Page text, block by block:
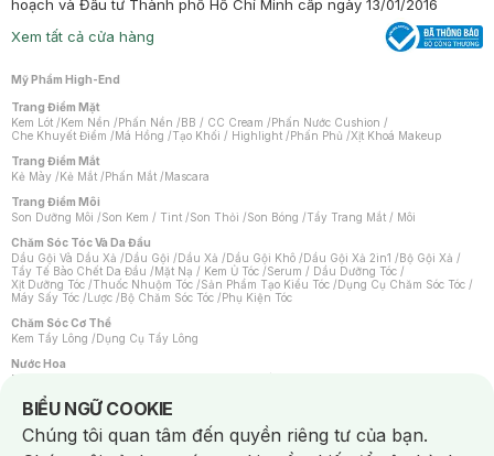
hoạch và Đầu tư Thành phố Hồ Chí Minh cấp ngày 13/01/2016
Xem tất cả cửa hàng
Mỹ Phẩm High-End
Trang Điểm Mặt
Kem Lót /Kem Nền /Phấn Nền /BB / CC Cream /Phấn Nước Cushion /
Che Khuyết Điểm /Má Hồng /Tạo Khối / Highlight /Phấn Phủ /Xịt Khoá Makeup
Trang Điểm Mắt
Kẻ Mày /Kẻ Mắt /Phấn Mắt /Mascara
Trang Điểm Môi
Son Dưỡng Môi /Son Kem / Tint /Son Thỏi /Son Bóng /Tẩy Trang Mắt / Môi
Chăm Sóc Tóc Và Da Đầu
Dầu Gội Và Dầu Xả /Dầu Gội /Dầu Xả /Dầu Gội Khô /Dầu Gội Xả 2in1 /Bộ Gội Xả /
Tẩy Tế Bào Chết Da Đầu /Mặt Nạ / Kem Ủ Tóc /Serum / Dầu Dưỡng Tóc /
Xịt Dưỡng Tóc /Thuốc Nhuộm Tóc /Sản Phẩm Tạo Kiểu Tóc /Dụng Cụ Chăm Sóc Tóc /
Máy Sấy Tóc /Lược /Bộ Chăm Sóc Tóc /Phụ Kiện Tóc
Chăm Sóc Cơ Thể
Kem Tẩy Lông /Dụng Cụ Tẩy Lông
Nước Hoa
Nước Hoa Nữ
Chăm Sóc Cá Nhân
Chống Muỗi /Khẩu Trang /Máy Massage/Mặt Nạ Xông Hơi /Nước Rửa Tay/
Sản Phẩm Chăm Sóc Khác /Bàn Chải Đánh Răng /Bàn Chải Điện/
BIỂU NGỮ COOKIE
Notice about cookies usage
Chúng tôi quan tâm đến quyền riêng tư của bạn.